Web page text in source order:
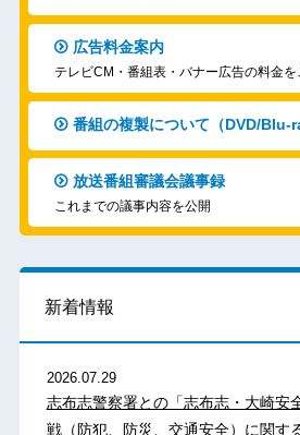
広告料金案内
テレビCM・番組表・バナー広告の料金を
番組の複製について（DVD/Blu-
放送番組審議会議事録
これまでの議事内容を公開
新着情報
2026.07.29
志布志警察署との「志布志・大崎安
戦（防犯、防災、交通安全）に関す